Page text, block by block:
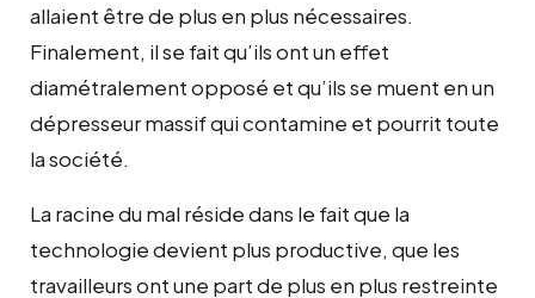
allaient être de plus en plus nécessaires.
Finalement, il se fait qu’ils ont un effet
diamétralement opposé et qu’ils se muent en un
dépresseur massif qui contamine et pourrit toute
la société.
La racine du mal réside dans le fait que la
technologie devient plus productive, que les
travailleurs ont une part de plus en plus restreinte